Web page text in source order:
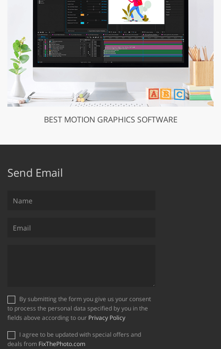
BEST MOTION GRAPHICS SOFTWARE
Send Email
to process the personal data specified by you in the
fields above according to our Privacy Policy
deals from FixThePhoto.com